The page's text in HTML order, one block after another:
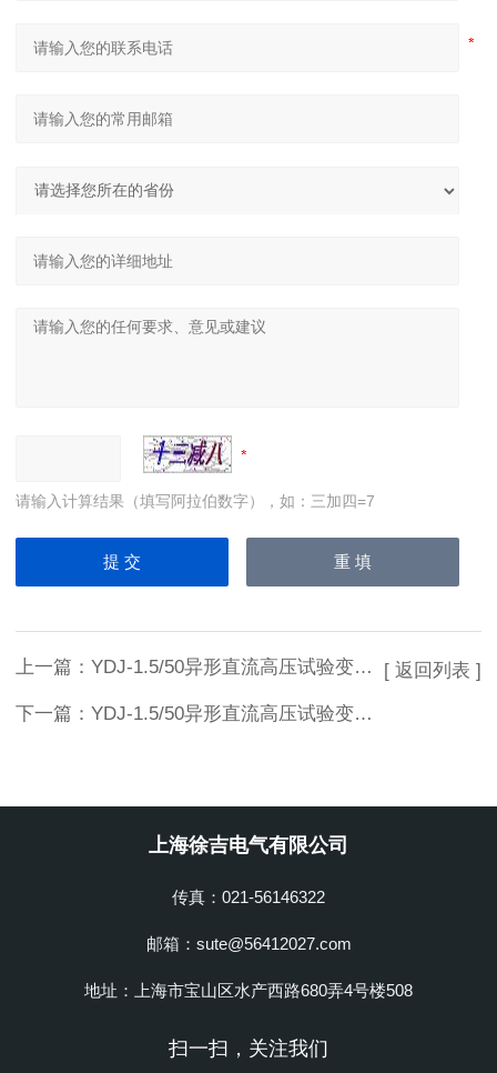
请输入计算结果（填写阿拉伯数字），如：三加四=7
上一篇： YDJ-1.5/50异形直流高压试验变压器新型
下一篇： YDJ-1.5/50异形直流高压试验变压器*
[ 返回列表 ]
上海徐吉电气有限公司
传真：021-56146322
邮箱：sute@56412027.com
地址：上海市宝山区水产西路680弄4号楼508
扫一扫，关注我们